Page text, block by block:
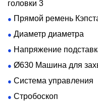
материал
что приводит к
головки 3
● Прямой ремень
● Диаметр диаметра
● Напряжение
● Ø630 Машина для
● Система управления
● Стробоскоп